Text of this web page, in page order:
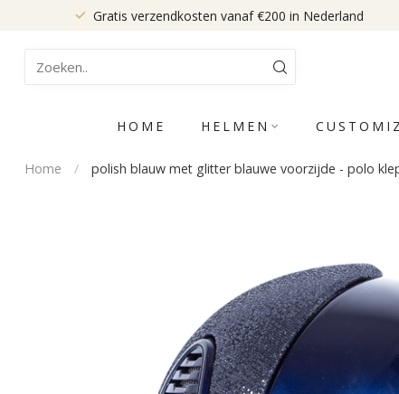
Gratis verzendkosten vanaf €200 in Nederland
HOME HELMEN
Home / polish blauw met glitter blauwe voorzijde - polo